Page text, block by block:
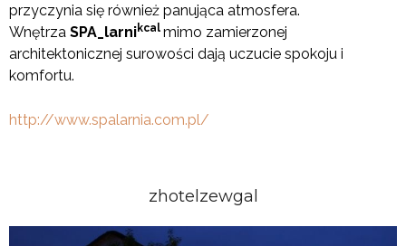
przyczynia się również panująca atmosfera.
Wnętrza SPA _larnikcal mimo zamierzonej
architektonicznej surowości dają uczucie spokoju i
komfortu.
http://www.spalarnia.com.pl/
zhotelzewgal